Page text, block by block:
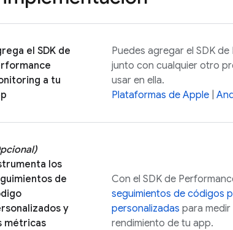
el SDK de
a tu
Puedes agregar el SDK de
junto con cualquier otro
usar en ella.
Plataformas de Apple
los
de
y
métricas
Con el SDK de
seguimientos de códigos
personalizadas para
rendimiento de tu app.